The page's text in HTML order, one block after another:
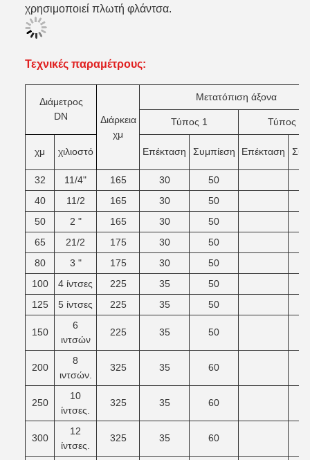
χρησιμοποιεί πλωτή φλάντσα.
Τεχνικές παραμέτρους:
Διάμετρος
DN
Διάρκεια
χμ
Μετατόπιση άξονα
Τύπος 1 Τύπος 2
χμ χιλιοστό Επέκταση Συμπίεση Επέκταση
32 11/4" 165 30
50
40
11/2 165 30
50
50
2 " 165 30
50
65
21/2 175 30
50
80
3 " 175 30
50
100
4 ίντσες 225 35
50
125
5 ίντσες 225 35 50
150
6
ιντσών
225 35 50
200
8
ιντσών.
325 35 60
250
10
ίντσες.
325 35 60
300
12
ίντσες.
325 35 60